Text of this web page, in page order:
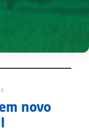
Notícias
novo